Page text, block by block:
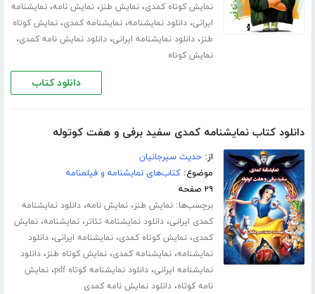
نمایش کوتاه کمدی،نمایش طنز،نمایش نامه،نمایشنامه
ایرانی،دانلود نمایشنامه،نمایشنامه کمدی،نمایش کوتاه
طنز،دانلود نمایشنامه ایرانی،دانلود نمایش نامه کمدی،
نمایش کوتاه
دانلود کتاب
دانلود کتاب نمایشنامه کمدی سفید برفی و هفت کوتوله
از:حدیث سیرجانیان
موضوع:کتاب‌های نمایشنامه و فیلمنامه
۲۹ صفحه
برچسب‌ها:نمایش طنز،نمایش نامه،دانلود نمایشنامه
کمدی ایرانی،دانلود نمایشنامه تئاتر،نمایشنامه،نمایش
کمدی،نمایش کوتاه کمدی،نمایشنامه ایرانی،دانلود
نمایشنامه،نمایشنامه کمدی،نمایش کوتاه طنز،دانلود
نمایشنامه ایرانی،دانلود نمایشنامه کوتاه pdf ،نمایش
نامه کوتاه،دانلود نمایش نامه کمدی